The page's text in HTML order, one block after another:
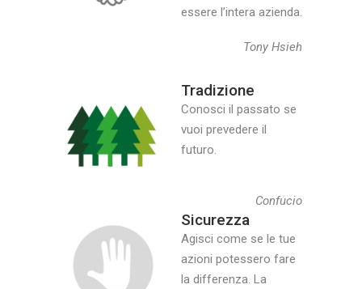
essere l’intera azienda.
Tony Hsieh
Tradizione
Conosci il passato se
vuoi prevedere il
futuro.
Confucio
Sicurezza
Agisci come se le tue
azioni potessero fare
la differenza. La